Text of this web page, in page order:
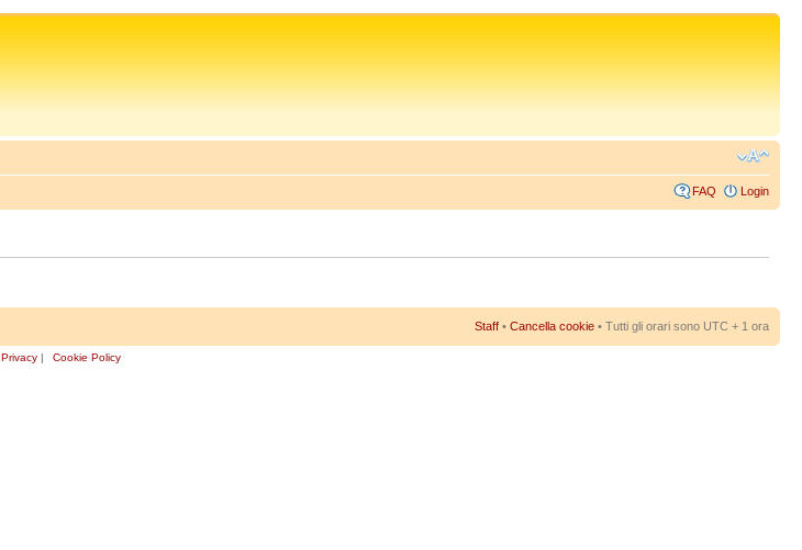
FAQ Login
Staff • Cancella cookie • Tutti gli orari sono UTC + 1 ora
Privacy | Cookie Policy